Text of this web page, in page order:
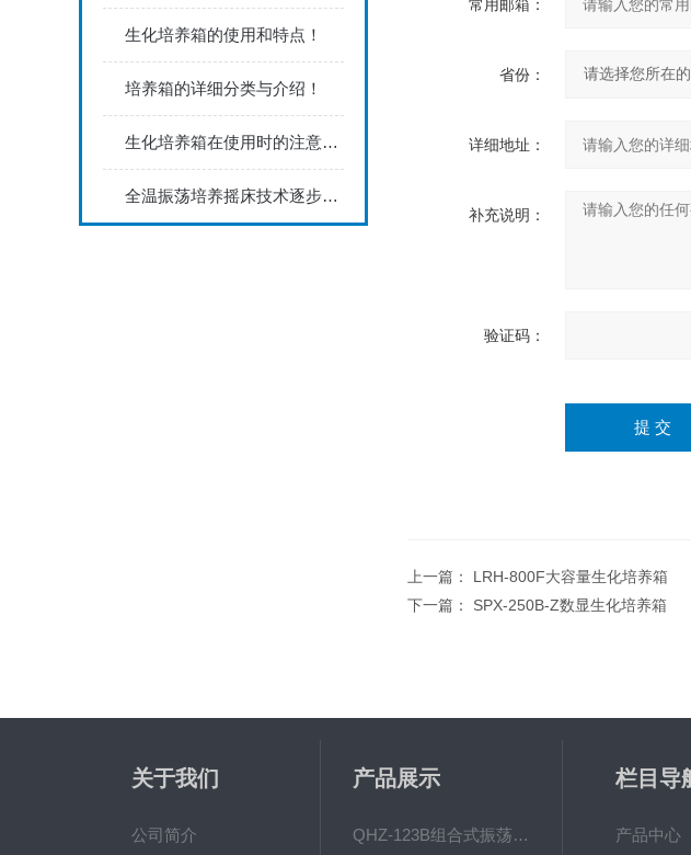
生化培养箱的使用和特点！
培养箱的详细分类与介绍！
生化培养箱在使用时的注意事项
全温振荡培养摇床技术逐步成熟，向化发展
常用邮箱：
省份：
详细地址：
补充说明：
验证码：
上一篇： LRH-800F大容量生化培养箱
下一篇： SPX-250B-Z数显生化培养箱
关于我们
公司简介
产品展示
QHZ-123B组合式振荡培养箱
栏目导
产品中心